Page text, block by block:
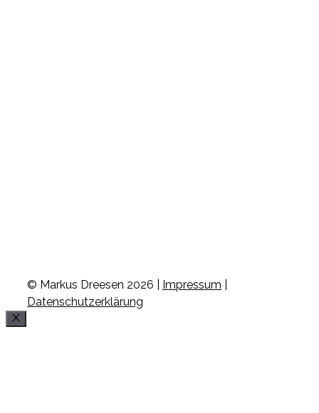
© Markus Dreesen 2026 | Impressum
Datenschutzerklärung
Schließen